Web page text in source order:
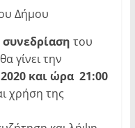
Δήμου
του
γίνει την
2020 και ώρα 21:00
χρήση της